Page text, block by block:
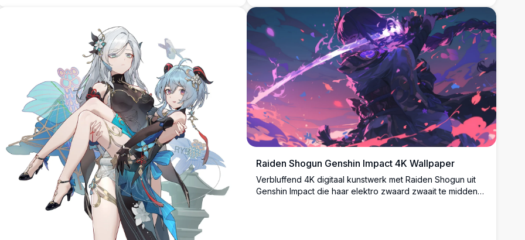
Raiden Shogun Genshin Impact 4K Wallpaper
Verbluffend 4K digitaal kunstwerk met Raiden Shogun uit
Genshin Impact die haar elektro zwaard zwaait te midden